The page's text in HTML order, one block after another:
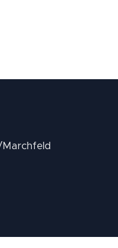
Marchfeld